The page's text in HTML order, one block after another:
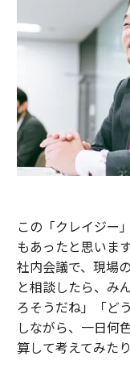
この「クレイジー
もあったと思いま
社内会議で、現場
と相談したら、み
ろそうだね」「ど
しながら、一日何
算して考えてみた